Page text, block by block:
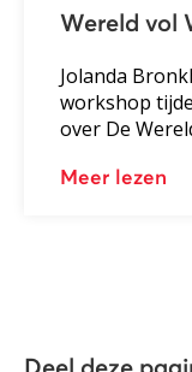
Wereld vol
Jolanda
workshop
over De
Meer lezen